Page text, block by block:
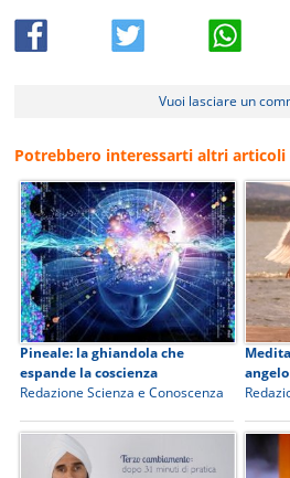
Vuoi lasciare un
Potrebbero interessarti altri articoli
Pineale: la ghiandola che
espande la coscienza
Redazione Scienza e Conoscenza